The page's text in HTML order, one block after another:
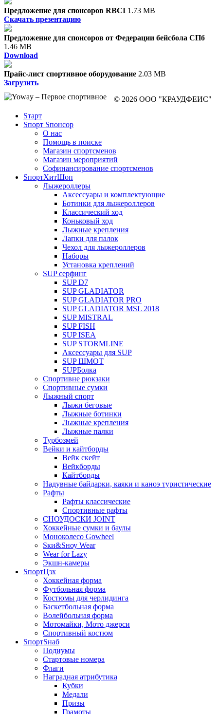
Предложение для спонсоров RBCI 1.73 MB
Скачать презентацию
Предложение для спонсоров от Федерации бейсбола СПб
1.46 MB
Download
Прайс-лист спортивное оборудование 2.03 MB
Загрузить
© 2026 ООО "КРАУДФЕИС"
Sтарт
Sпорт Sпонсор
О нас
Помощь в поиске
Магазин спортсменов
Магазин мероприятий
Софинансирование спортсменов
SпортХитШоп
Лыжероллеры
Аксессуары и комплектующие
Ботинки для лыжероллеров
Классический ход
Коньковый ход
Лыжные крепления
Лапки для палок
Чехол для лыжероллеров
Наборы
Установка креплений
SUP серфинг
SUP D7
SUP GLADIATOR
SUP GLADIATOR PRO
SUP GLADIATOR MSL 2018
SUP MISTRAL
SUP FISH
SUP ISEA
SUP STORMLINE
Аксессуары для SUP
SUP ШМОТ
SUPБолка
Спортивне рюкзаки
Спортивные сумки
Лыжный спорт
Лыжи беговые
Лыжные ботинки
Лыжные крепления
Лыжные палки
Турбозмей
Вейки и кайтборды
Вейк скейт
Вейкборды
Кайтборды
Надувные байдарки, каяки и каноэ туристические
Рафты
Рафты классические
Спортивные рафты
СНОУДОСКИ JOINT
Хоккейные сумки и баулы
Моноколесо Gowheel
Sки&Sноу Wear
Wear for Lazy
Экшн-камеры
SпортЦэх
Хоккейная форма
Футбольная форма
Костюмы для черлидинга
Баскетбольная форма
Волейбольная форма
Мотомайки, Мото джерси
Спортивный костюм
SпортSнаб
Подиумы
Стартовые номера
Флаги
Наградная атрибутика
Кубки
Медали
Призы
Грамоты